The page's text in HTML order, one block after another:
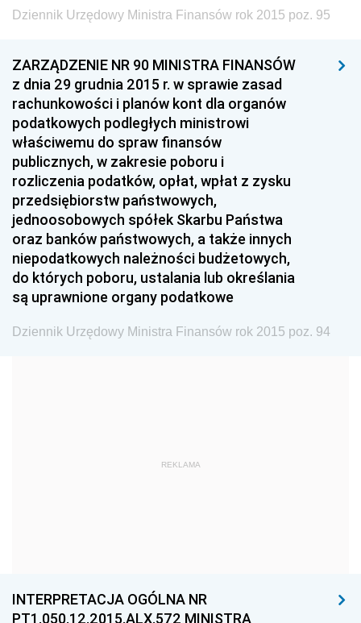
Dziennik Urzędowy Ministra Budownictwa
Wyższego
Dziennik Urzędowy Głównego Urzędu Miar
Dziennik Urzędowy Ministra Rolnictwa i Rozwoju Wsi
Dziennik Urzędowy Ministra Edukacji Narodowej i
Sportu
Dziennik Urzędowy Ministra Edukacji i Nauki
Dziennik Urzędowy Ministra Edukacji Narodowej
Dziennik Urzędowy Ministra Gospodarki Morskiej
Dziennik Urzędowy Ministra Obrony Narodowej
Dziennik Urzędowy Komendy Głównej Państwowej
Straży Pożarnej
Dziennik Urzędowy Urzędu Lotnictwa Cywilnego
Dziennik Urzędowy Ministra Finansów rok 2015 poz. 95
ZARZĄDZENIE NR 90 MINISTRA FINANSÓW
z dnia 29 grudnia 2015 r. w sprawie zasad
rachunkowości i planów kont dla organów
podatkowych podległych ministrowi
właściwemu do spraw finansów
publicznych, w zakresie poboru i
rozliczenia podatków, opłat, wpłat z zysku
przedsiębiorstw państwowych,
jednoosobowych spółek Skarbu Państwa
oraz banków państwowych, a także innych
niepodatkowych należności budżetowych,
do których poboru, ustalania lub określania
są uprawnione organy podatkowe
Dziennik Urzędowy Ministra Finansów rok 2015 poz. 94
REKLAMA
INTERPRETACJA OGÓLNA NR
PT1.050.12.2015.ALX.572 MINISTRA